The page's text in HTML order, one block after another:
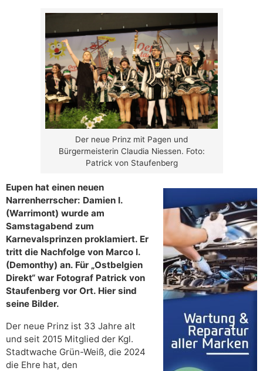
Der neue Prinz mit Pagen und
Bürgermeisterin Claudia Niessen. Foto:
Patrick von Staufenberg
Eupen hat einen neuen
Narrenherrscher: Damien I.
(Warrimont) wurde am
Samstagabend zum
Karnevalsprinzen proklamiert. Er
tritt die Nachfolge von Marco I.
(Demonthy) an. Für „Ostbelgien
Direkt“ war Fotograf Patrick von
Staufenberg vor Ort. Hier sind
seine Bilder.
Der neue Prinz ist 33 Jahre alt
und seit 2015 Mitglied der Kgl.
Stadtwache Grün-Weiß, die 2024
die Ehre hat, den